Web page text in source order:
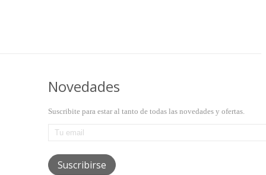
Novedades
Suscribite para estar al tanto de todas las novedades y ofertas.